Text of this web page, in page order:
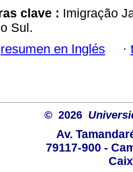
clave : Imigração
Sul.
resumen en Inglés ·
© 2026
Av.
79117-900 -